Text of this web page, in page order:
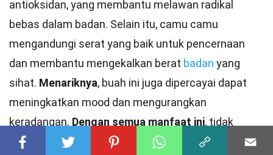
antioksidan, yang membantu melawan radikal
bebas dalam badan. Selain itu, camu camu
mengandungi serat yang baik untuk pencernaan
dan membantu mengekalkan berat badan yang
sihat. Menariknya, buah ini juga dipercayai dapat
meningkatkan mood dan mengurangkan
keradangan. Dengan semua manfaat ini, tidak
hairanlah camu camu semakin mendapat
perhatian